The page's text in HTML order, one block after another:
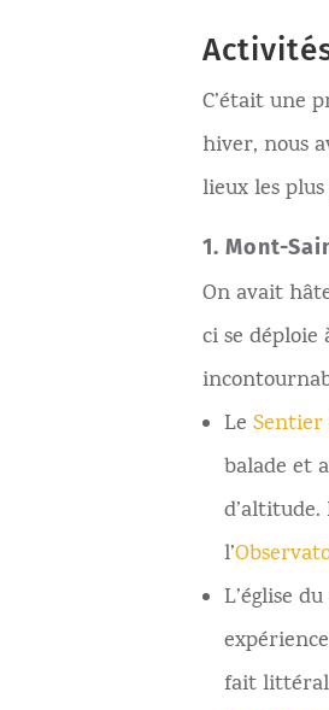
C’était une
hiver, nous
lieux les
1. Mont-
On avait
ci se
Le
balade et
l’
L’église
fait